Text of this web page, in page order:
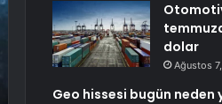
dolar
Ağustos
Geo hissesi bugün neden